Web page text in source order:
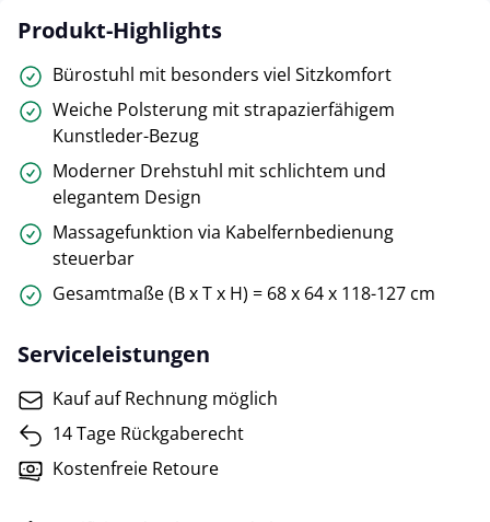
Produkt-Highlights
Bürostuhl mit besonders viel Sitzkomfort
Weiche Polsterung mit strapazierfähigem
Kunstleder-Bezug
Moderner Drehstuhl mit schlichtem und
elegantem Design
Massagefunktion via Kabelfernbedienung
steuerbar
Gesamtmaße (B x T x H) = 68 x 64 x 118-127 cm
Serviceleistungen
Kauf auf Rechnung möglich
14 Tage Rückgaberecht
Kostenfreie Retoure